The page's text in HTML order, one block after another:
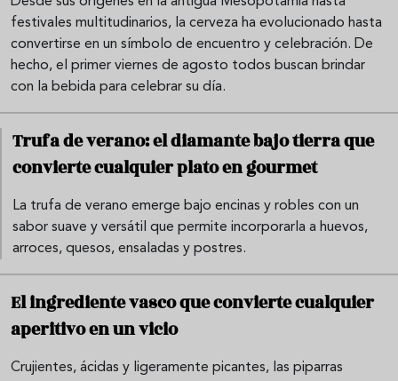
festivales multitudinarios, la cerveza ha evolucionado hasta
convertirse en un símbolo de encuentro y celebración. De
hecho, el primer viernes de agosto todos buscan brindar
con la bebida para celebrar su día.
Trufa de verano: el diamante bajo tierra que
convierte cualquier plato en gourmet
La trufa de verano emerge bajo encinas y robles con un
sabor suave y versátil que permite incorporarla a huevos,
arroces, quesos, ensaladas y postres.
El ingrediente vasco que convierte cualquier
aperitivo en un vicio
Crujientes, ácidas y ligeramente picantes, las piparras